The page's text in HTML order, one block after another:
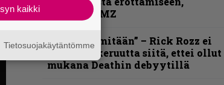
raportoi TMZ
”En kadu mitään” – Rick Rozz ei
tunne katkeruutta siitä, ettei ollut
mukana Deathin debyytillä
kaikki
Tietosuojakäytäntömme